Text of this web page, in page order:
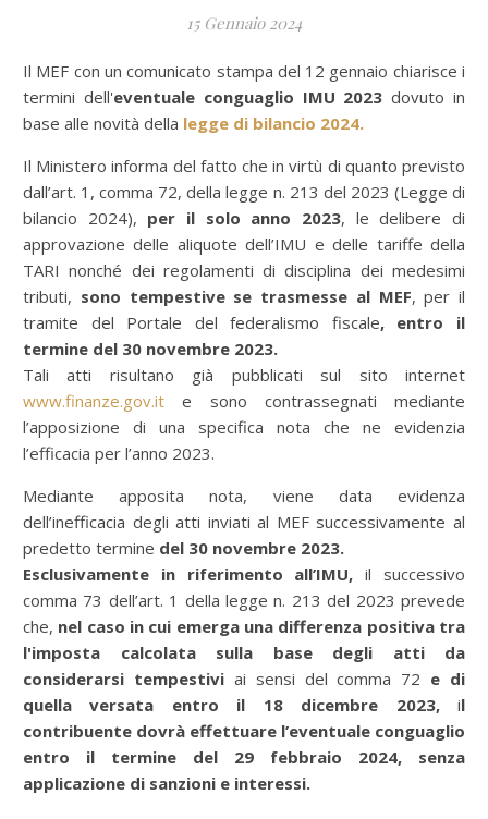
15 Gennaio 2024
Il MEF con un comunicato stampa del 12 gennaio chiarisce i
termini dell'eventuale conguaglio IMU 2023 dovuto in
base alle novità della legge di bilancio 2024.
Il Ministero informa del fatto che in virtù di quanto previsto
dall’art. 1, comma 72, della legge n. 213 del 2023 (Legge di
bilancio 2024), per il solo anno 2023, le delibere di
approvazione delle aliquote dell’IMU e delle tariffe della
TARI nonché dei regolamenti di disciplina dei medesimi
tributi, sono tempestive se trasmesse al MEF, per il
tramite del Portale del federalismo fiscale, entro il
termine del 30 novembre 2023.
Tali atti risultano già pubblicati sul sito internet
www.finanze.gov.it e sono contrassegnati mediante
l’apposizione di una specifica nota che ne evidenzia
l’efficacia per l’anno 2023.
Mediante apposita nota, viene data evidenza
dell’inefficacia degli atti inviati al MEF successivamente al
predetto termine del 30 novembre 2023.
Esclusivamente in riferimento all’IMU,il successivo
comma 73 dell’art. 1 della legge n. 213 del 2023 prevede
che, nel caso in cui emerga una differenza positiva tra
l'imposta calcolata sulla base degli atti da
considerarsi tempestivi ai sensi del comma 72 e di
quella versata entro il 18 dicembre 2023, il
contribuente dovrà effettuare l’eventuale conguaglio
entro il termine del 29 febbraio 2024, senza
applicazione di sanzioni e interessi.